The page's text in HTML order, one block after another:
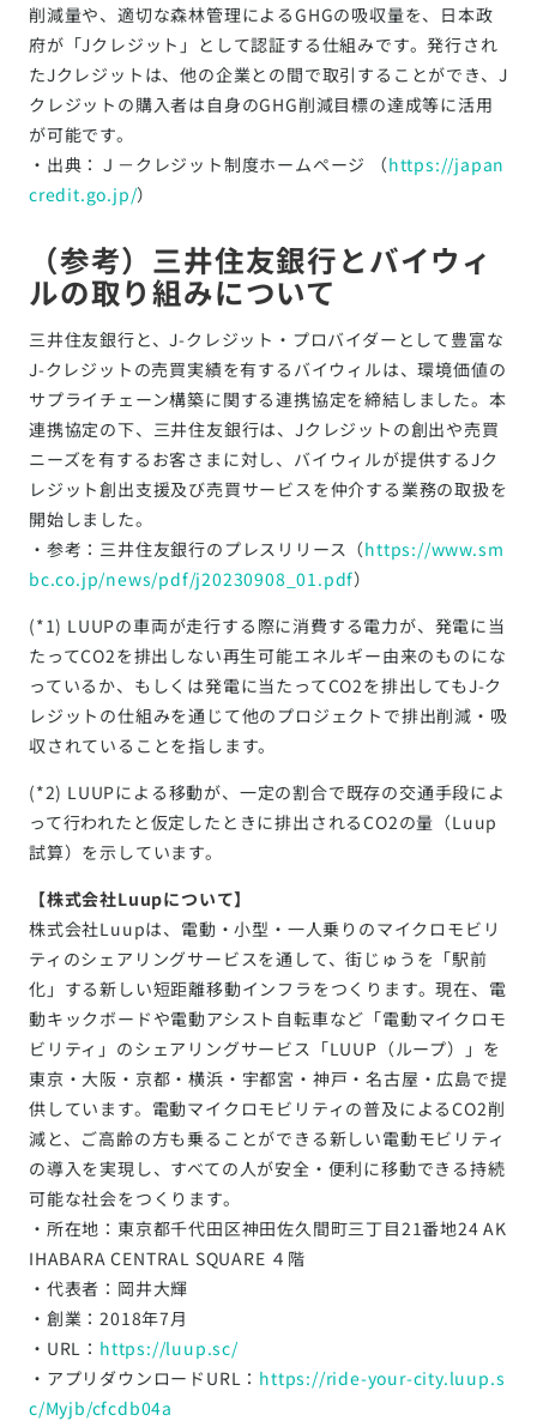
削減量や、適切な森林管理によるGHGの吸収量を、日本政
府が「Jクレジット」として認証する仕組みです。発行され
たJクレジットは、他の企業との間で取引することができ、J
クレジットの購入者は自身のGHG削減目標の達成等に活用
が可能です。
・出典：Ｊ－クレジット制度ホームページ （https://japan
credit.go.jp/）
（参考）三井住友銀行とバイウィ
ルの取り組みについて
三井住友銀行と、J-クレジット・プロバイダーとして豊富な
J-クレジットの売買実績を有するバイウィルは、環境価値の
サプライチェーン構築に関する連携協定を締結しました。本
連携協定の下、三井住友銀行は、Jクレジットの創出や売買
ニーズを有するお客さまに対し、バイウィルが提供するJク
レジット創出支援及び売買サービスを仲介する業務の取扱を
開始しました。
・参考：三井住友銀行のプレスリリース（https://www.sm
bc.co.jp/news/pdf/j20230908_01.pdf）
(*1) LUUPの車両が走行する際に消費する電力が、発電に当
たってCO2を排出しない再生可能エネルギー由来のものにな
っているか、もしくは発電に当たってCO2を排出してもJ-ク
レジットの仕組みを通じて他のプロジェクトで排出削減・吸
収されていることを指します。
(*2) LUUPによる移動が、一定の割合で既存の交通手段によ
って行われたと仮定したときに排出されるCO2の量（Luup
試算）を示しています。
【株式会社Luupについて】
株式会社Luupは、電動・小型・一人乗りのマイクロモビリ
ティのシェアリングサービスを通して、街じゅうを「駅前
化」する新しい短距離移動インフラをつくります。現在、電
動キックボードや電動アシスト自転車など「電動マイクロモ
ビリティ」のシェアリングサービス「LUUP（ループ）」を
東京・大阪・京都・横浜・宇都宮・神戸・名古屋・広島で提
供しています。電動マイクロモビリティの普及によるCO2削
減と、ご高齢の方も乗ることができる新しい電動モビリティ
の導入を実現し、すべての人が安全・便利に移動できる持続
可能な社会をつくります。
・所在地：東京都千代田区神田佐久間町三丁目21番地24 AK
IHABARA CENTRAL SQUARE ４階
・代表者：岡井大輝
・創業：2018年7月
・URL： https://luup.sc/
・アプリダウンロードURL： https://ride-your-city.luup.s
c/Myjb/cfcdb04a